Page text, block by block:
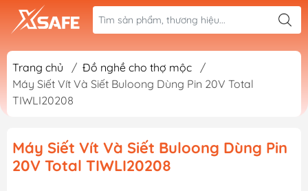
Trang chủ / Đồ nghề cho thợ mộc
/
Máy Siết Vít Và Siết Buloong Dùng Pin 20V Total
TIWLI20208
Máy Siết Vít Và Siết Buloong Dùng Pin
20V Total TIWLI20208